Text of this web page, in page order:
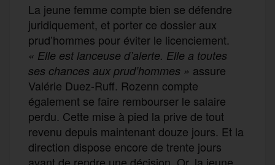
La jeune femme compte bien se défendre
juridiquement, et porter ce dossier aux
prud’hommes pour éviter le licenciement.
« Elle est lanceuse d’alerte. Elle a toutes
ses chances aux prud’hommes » assure
Valérie Duez-Ruff. Rozenn compte
également se faire rembourser le salaire
perdu. Cette mise à pied la prive de tout
revenu depuis maintenant douze jours. Et la
direction dispose encore de trente jours
avant de rendre une décision. Or, la jeune